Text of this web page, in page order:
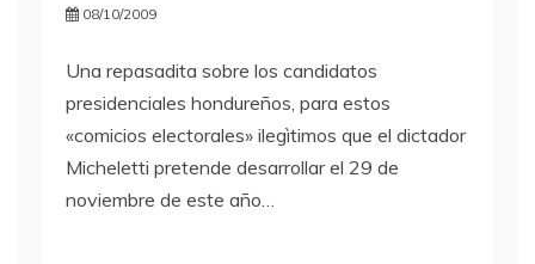
08/10/2009
Una repasadita sobre los candidatos
presidenciales hondureños, para estos
«comicios electorales» ilegìtimos que el dictador
Micheletti pretende desarrollar el 29 de
noviembre de este año…